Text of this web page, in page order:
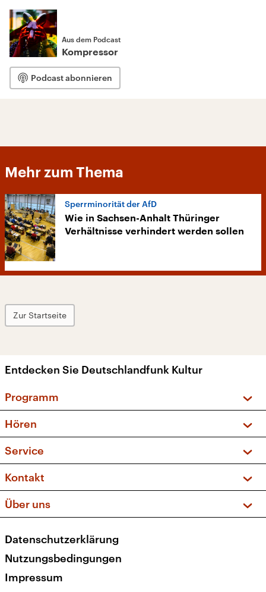
Aus dem Podcast
Kompressor
Podcast abonnieren
Mehr zum Thema
Sperrminorität der AfD
Wie in Sachsen-Anhalt Thüringer
Verhältnisse verhindert werden sollen
Zur Startseite
Entdecken Sie Deutschlandfunk Kultur
Programm
Sendungen und Podcasts
Musikliste
Kakadu – Das Kinderprogramm
Hören
Frequenzen (UKW + DAB+)
Service
FAQ
Apps
Newsletter
Veranstaltungen
Kontakt
Social Media
Über uns
Presse
Karriere
Transparenz
Datenschutzerklärung
Nutzungsbedingungen
Impressum